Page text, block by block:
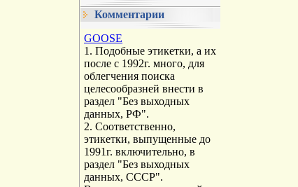
Комментарии
GOOSE
1. Подобные этикетки, а их
после с 1992г. много, для
облегчения поиска
целесообразней внести в
раздел "Без выходных
данных, РФ".
2. Соответственно,
этикетки, выпущенные до
1991г. включительно, в
раздел "Без выходных
данных, СССР".